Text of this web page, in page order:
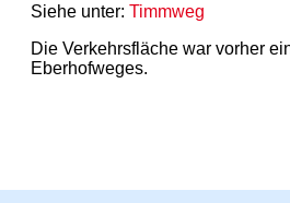
Siehe unter: Timmweg
Die Verkehrsfläche war vorher
Eberhofweges.